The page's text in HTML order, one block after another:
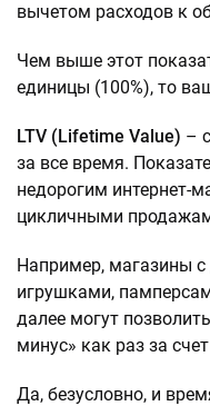
вычетом расходов к
Чем выше этот
единицы (100%), то
LTV (Lifetime Value) –
за все время.
недорогим интернет-
цикличными
Например, магазины
игрушками,
далее могут
минус» как раз за
Да, безусловно, и